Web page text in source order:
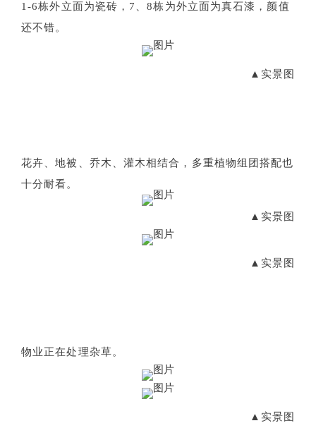
1-6栋外立面为瓷砖，7、8栋为外立面为真石漆，颜值
还不错。
▲实景图
花卉、地被、乔木、灌木相结合，多重植物组团搭配也
十分耐看。
▲实景图
▲实景图
物业正在处理杂草。
▲实景图